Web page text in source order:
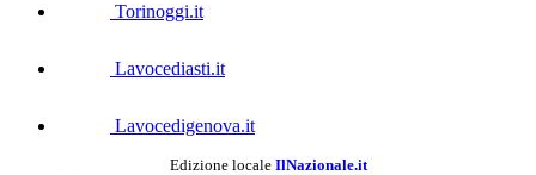
Torinoggi.it
Lavocediasti.it
Lavocedigenova.it
Edizione locale IlNazionale.it